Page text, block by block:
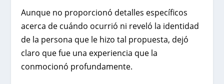
Aunque no proporcionó detalles específicos
acerca de cuándo ocurrió ni reveló la identidad
de la persona que le hizo tal propuesta, dejó
claro que fue una experiencia que la
conmocionó profundamente.